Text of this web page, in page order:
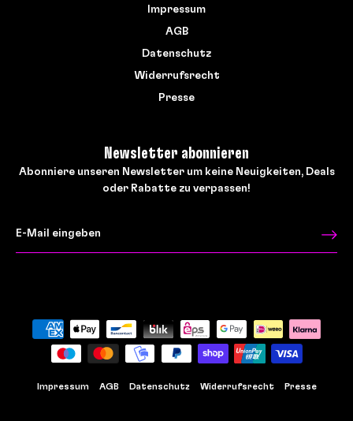
Impressum
AGB
Datenschutz
Widerrufsrecht
Presse
Newsletter abonnieren
Abonniere unseren Newsletter um keine Neuigkeiten, Deals
oder Rabatte zu verpassen!
Impressum AGB Datenschutz Widerrufsrecht Presse